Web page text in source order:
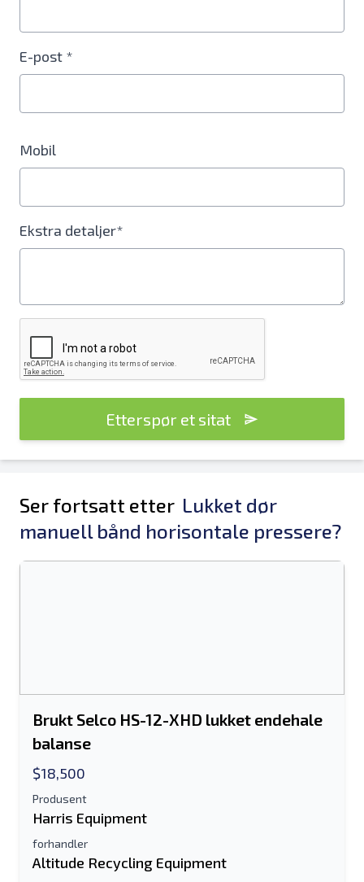
E-post *
Mobil
Ekstra detaljer*
Etterspør et sitat
Ser fortsatt etter Lukket dør
manuell bånd horisontale pressere?
Brukt Selco HS-12-XHD lukket endehale
balanse
$18,500
Produsent
Harris Equipment
forhandler
Altitude Recycling Equipment